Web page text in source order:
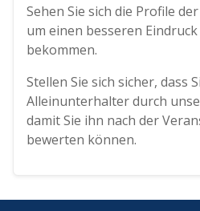
Sehen Sie sich die Profile
um einen besseren
bekommen.
Stellen Sie sich sicher, dass
Alleinunterhalter durch
damit Sie ihn nach der
bewerten können.